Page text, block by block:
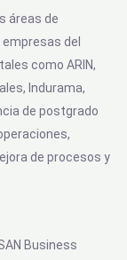
áreas de
del
como ARIN,
Indurama,
de postgrado
de procesos y
Business